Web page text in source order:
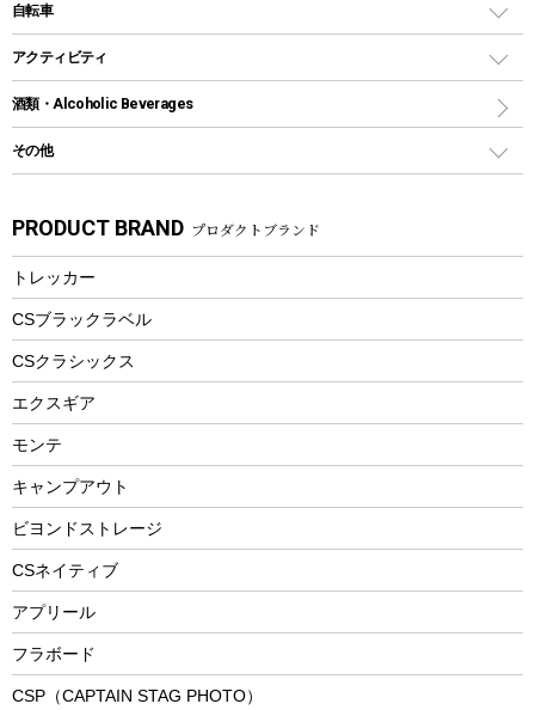
グランドシート
ガイドロープ
ツール
焚き火台&ストーブ
火起こし
バーベキューツール
クッキングツール
ナイフ
カトラリー
マグカップ、カップ
ステンレスボトル
フードボトル
トレー
ランチョンマット
ランチボックス
保冷剤
リュック、バックパック
トートバッグ、サコッシュ
ショッピングキャリー
その他アウトドア雑貨
スプレー関係
ツール、他
インフレータブル
カヤック
パドル
ヘルメット
エアーポンプ
アクセサリー
自転車
折りたたみ自転車
スポーツサイクル
シティサイクル
自転車ウェア
アクティビティ
マリン
ラッシュガード
パラソル
フローティングベスト
ヘルメット
エアーポンプ
ビーチテント
ウィンター
スノーシュー
防寒ウェア
トレッキング
トレッキングアクセサリー
プレイグッズ
酒類・Alcoholic Beverages
その他
湯たんぽ
防災用品
PRODUCT BRAND プロダクトブランド
トレッカー
CSブラックラベル
CSクラシックス
エクスギア
モンテ
キャンプアウト
ビヨンドストレージ
CSネイティブ
アプリール
フラボード
CSP（CAPTAIN STAG PHOTO）